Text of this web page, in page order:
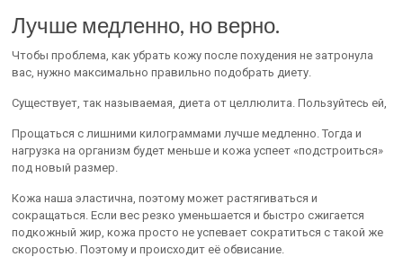
Лучше медленно, но верно.
Чтобы проблема, как убрать кожу после похудения не затронула
вас, нужно максимально правильно подобрать диету.
Существует, так называемая, диета от целлюлита. Пользуйтесь ей,
Прощаться с лишними килограммами лучше медленно. Тогда и
нагрузка на организм будет меньше и кожа успеет «подстроиться»
под новый размер.
Кожа наша эластична, поэтому может растягиваться и
сокращаться. Если вес резко уменьшается и быстро сжигается
подкожный жир, кожа просто не успевает сократиться с такой же
скоростью. Поэтому и происходит её обвисание.